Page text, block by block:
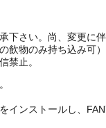
さい。尚、変更に伴
飲物のみ持ち込み可）
禁止。
インストールし、